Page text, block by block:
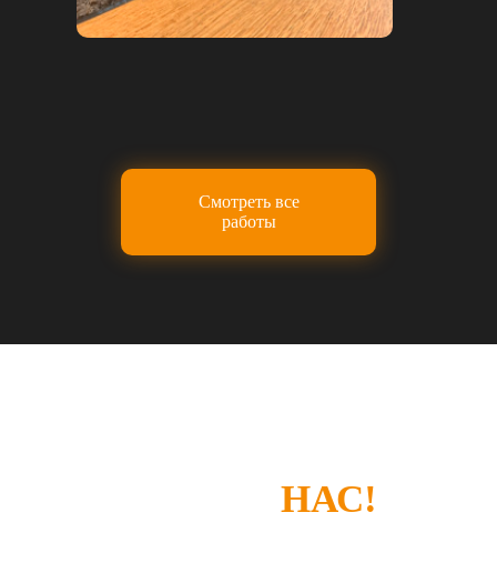
Смотреть все
работы
НАС!